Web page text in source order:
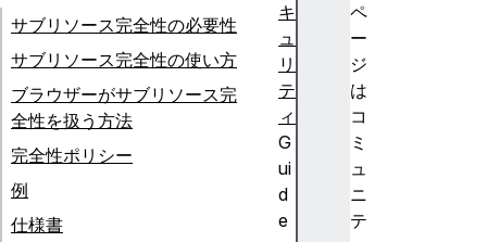
ペ
ー
ジ
は
コ
ミ
ュ
ニ
テ
サブリソース完全性の必要性
サブリソース完全性の使い方
ブラウザーがサブリソース完
全性を扱う方法
完全性ポリシー
例
仕様書
キ
ュ
リ
テ
ィ
G
ui
d
e